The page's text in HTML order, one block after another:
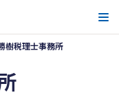
樹税理士事務所